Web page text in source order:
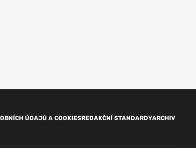
ÚDAJŮ A COOKIESREDAKČNÍ STANDARDYARCHIV